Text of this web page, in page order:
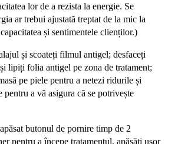
lor de a rezista la energie. Se
ar trebui ajustată treptat de la mic la
și sentimentele clienților.)
și scoateți filmul antigel; desfaceți
lipiți folia antigel pe zona de tratament;
pe piele pentru a netezi ridurile și
pentru a vă asigura că se potrivește
butonul de pornire timp de 2
pentru a începe tratamentul, apăsăți ușor